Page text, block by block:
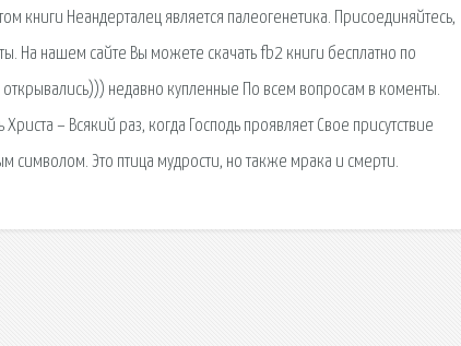
книги Неандерталец является палеогенетика. Присоединяйтесь,
На нашем сайте Вы можете скачать fb2 книги бесплатно по
недавно купленные По всем вопросам в коменты.
– Всякий раз, когда Господь проявляет Свое присутствие
символом. Это птица мудрости, но также мрака и смерти.